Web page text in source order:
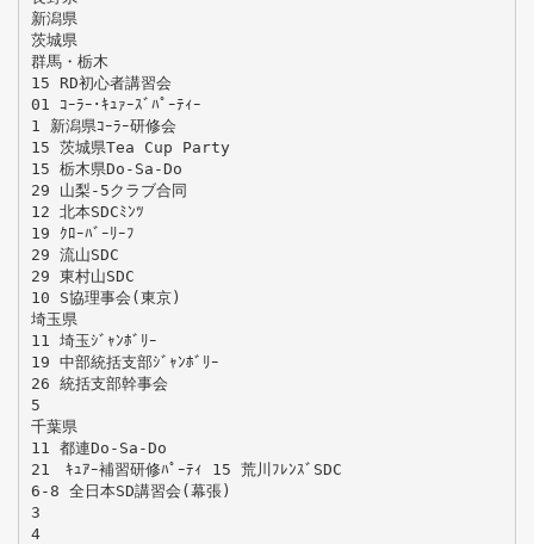
新潟県
茨城県
群馬・栃木
15 RD初心者講習会
01 ｺｰﾗｰ･ｷｭｧｰｽﾞﾊﾟｰﾃｨｰ
1 新潟県ｺｰﾗｰ研修会
15 茨城県Tea Cup Party
15 栃木県Do-Sa-Do
29 山梨-5クラブ合同
12 北本SDCﾐﾝﾂ
19 ｸﾛｰﾊﾞｰﾘｰﾌ
29 流山SDC
29 東村山SDC
10 S協理事会(東京)
埼玉県
11 埼玉ｼﾞｬﾝﾎﾞﾘｰ
19 中部統括支部ｼﾞｬﾝﾎﾞﾘｰ
26 統括支部幹事会
5
千葉県
11 都連Do-Sa-Do
21 ｷｭｱｰ補習研修ﾊﾟｰﾃｨ 15 荒川ﾌﾚﾝｽﾞSDC
6-8 全日本SD講習会(幕張)
3
4